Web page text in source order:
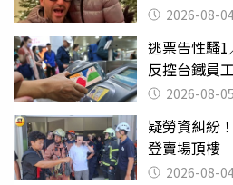
2026-08-
逃票告性騷
反控台鐵員
2026-08-05
疑勞資糾紛
登賣場頂樓
2026-08-